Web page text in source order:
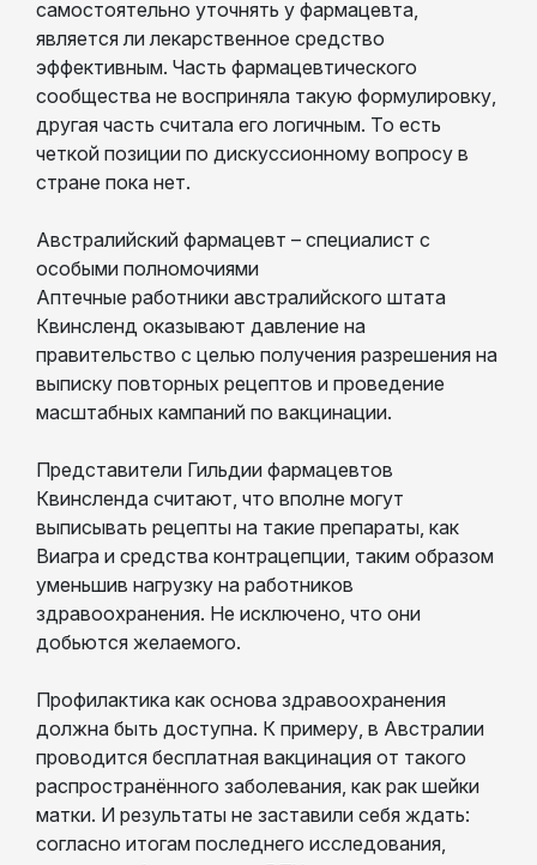
самостоятельно уточнять у фармацевта,
является ли лекарственное средство
эффективным. Часть фармацевтического
сообщества не восприняла такую ​​формулировку,
другая часть считала его логичным. То есть
четкой позиции по дискуссионному вопросу в
стране пока нет.
Австралийский фармацевт – специалист с
особыми полномочиями
Аптечные работники австралийского штата
Квинсленд оказывают давление на
правительство с целью получения разрешения на
выписку повторных рецептов и проведение
масштабных кампаний по вакцинации.
Представители Гильдии фармацевтов
Квинсленда считают, что вполне могут
выписывать рецепты на такие препараты, как
Виагра и средства контрацепции, таким образом
уменьшив нагрузку на работников
здравоохранения. Не исключено, что они
добьются желаемого.
Профилактика как основа здравоохранения
должна быть доступна. К примеру, в Австралии
проводится бесплатная вакцинация от такого
распространённого заболевания, как рак шейки
матки. И результаты не заставили себя ждать:
согласно итогам последнего исследования,